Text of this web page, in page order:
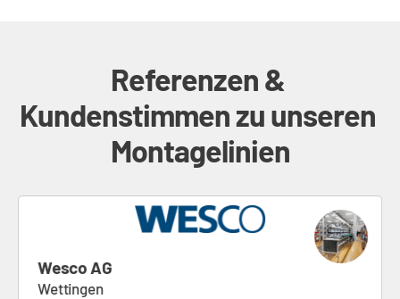
Referenzen &
Kundenstimmen zu unseren
Montagelinien
Wesco AG
Wettingen